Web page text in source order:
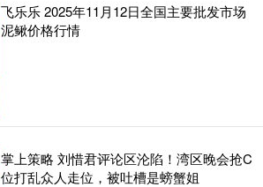
飞乐乐 2025年11月12日全国主要批发市场
泥鳅价格行情
掌上策略 刘惜君评论区沦陷！湾区晚会抢C
位打乱众人走位，被吐槽是螃蟹姐